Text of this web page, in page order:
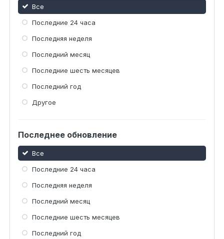
Все
Последние 24 часа
Последняя неделя
Последний месяц
Последние шесть месяцев
Последний год
Другое
Последнее обновление
Все
Последние 24 часа
Последняя неделя
Последний месяц
Последние шесть месяцев
Последний год